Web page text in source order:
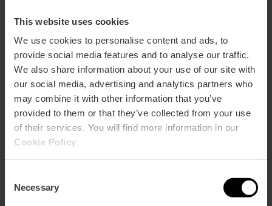
This website uses cookies
We use cookies to personalise content and ads, to
provide social media features and to analyse our traffic.
We also share information about your use of our site with
our social media, advertising and analytics partners who
may combine it with other information that you’ve
provided to them or that they’ve collected from your use
of their services. You will find more information in our
Cookie Policy
Selection
Necessary
ein Erlebnis“ (Cremà-Nacht-Tour)
4 - 3 Bewertungen
Dauer: 2h 30m - 3h
Uhrzeit: 19:45
19,00 €